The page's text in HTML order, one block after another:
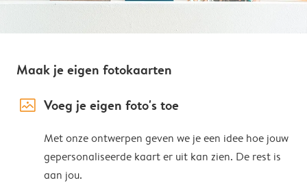
Maak je eigen fotokaarten
image_placeholder Voeg je eigen foto's toe
Met onze ontwerpen geven we je een idee hoe jouw
gepersonaliseerde kaart er uit kan zien. De rest is
aan jou.